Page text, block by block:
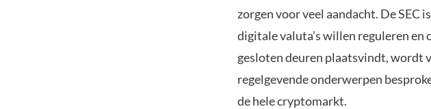
zorgen voor veel aandacht. De SEC
digitale valuta’s willen reguleren
gesloten deuren plaatsvindt, wordt
regelgevende onderwerpen
de hele cryptomarkt.